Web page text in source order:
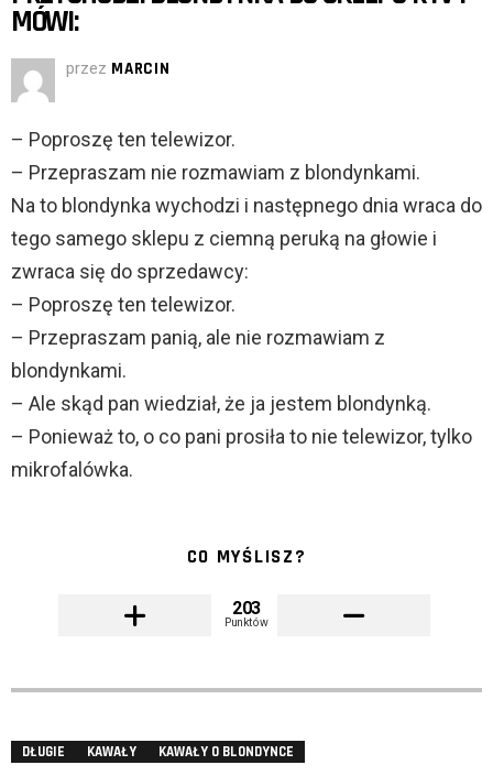
MÓWI:
przez MARCIN
– Poproszę ten telewizor.
– Przepraszam nie rozmawiam z blondynkami.
Na to blondynka wychodzi i następnego dnia wraca do
tego samego sklepu z ciemną peruką na głowie i
zwraca się do sprzedawcy:
– Poproszę ten telewizor.
– Przepraszam panią, ale nie rozmawiam z
blondynkami.
– Ale skąd pan wiedział, że ja jestem blondynką.
– Ponieważ to, o co pani prosiła to nie telewizor, tylko
mikrofalówka.
CO MYŚLISZ?
203
Punktów
DŁUGIE KAWAŁY KAWAŁY O BLONDYNCE